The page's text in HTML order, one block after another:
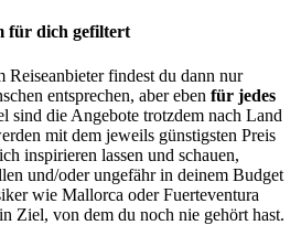
für dich gefiltert
Reiseanbieter findest du dann nur
entsprechen, aber eben für jedes
sind die Angebote trotzdem nach Land
mit dem jeweils günstigsten Preis
inspirieren lassen und schauen,
und/oder ungefähr in deinem Budget
wie Mallorca oder Fuerteventura
Ziel, von dem du noch nie gehört hast.